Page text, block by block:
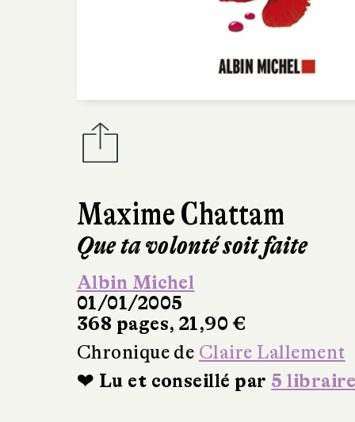
Maxime Chattam
Que ta volonté soit faite
Albin Michel
01/01/2005
368 pages, 21,90 €
Chronique de Claire Lallement
❤ Lu et conseillé par 5